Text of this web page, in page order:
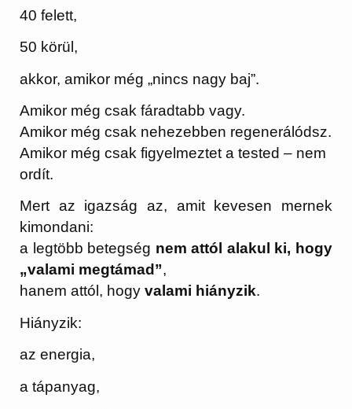
40 felett,
50 körül,
akkor, amikor még „nincs nagy baj”.
Amikor még csak fáradtabb vagy.
Amikor még csak nehezebben regenerálódsz.
Amikor még csak figyelmeztet a tested – nem
ordít.
Mert az igazság az, amit kevesen mernek
kimondani:
a legtöbb betegség nem attól alakul ki, hogy
„valami megtámad”,
hanem attól, hogyvalami hiányzik.
Hiányzik:
az energia,
a tápanyag,